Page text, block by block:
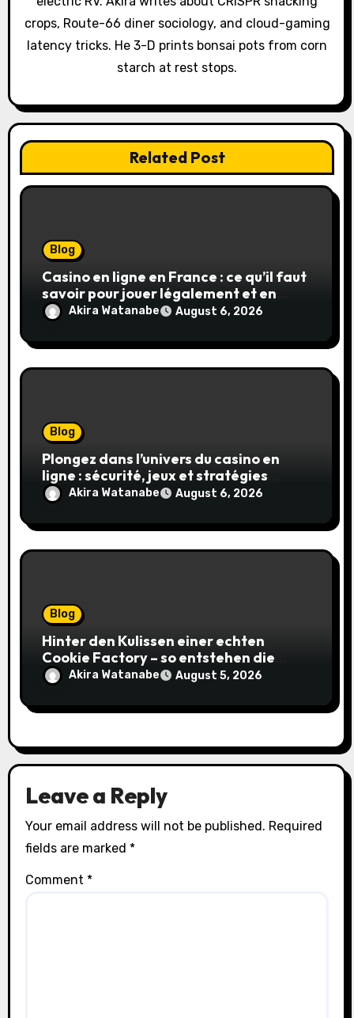
o
n
crops, Route-66 diner sociology, and cloud-gaming
latency tricks. He 3-D prints bonsai pots from corn
starch at rest stops.
Related Post
Blog
Casino en ligne en France : ce qu’il faut
savoir pour jouer légalement et en
toute sécurité
Akira Watanabe August 6, 2026
Blog
Plongez dans l’univers du casino en
ligne : sécurité, jeux et stratégies
gagnantes
Akira Watanabe August 6, 2026
Blog
Hinter den Kulissen einer echten
Cookie Factory – so entstehen die
saftigsten Keks-Innovationen
Akira Watanabe August 5, 2026
Leave a Reply
Your email address will not be published. Required
fields are marked *
Comment *